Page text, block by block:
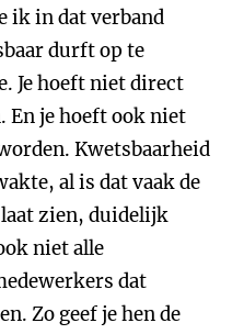
ik in dat verband
durft op te
Je hoeft niet direct
En je hoeft ook niet
Kwetsbaarheid
al is dat vaak de
zien, duidelijk
niet alle
dat
Zo geef je hen de